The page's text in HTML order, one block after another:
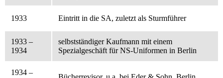
1933 Eintritt in die SA, zuletzt als Sturmführer
1933 –
1934
selbstständiger Kaufmann mit einem
Spezialgeschäft für NS-Uniformen in Berlin
1934 –